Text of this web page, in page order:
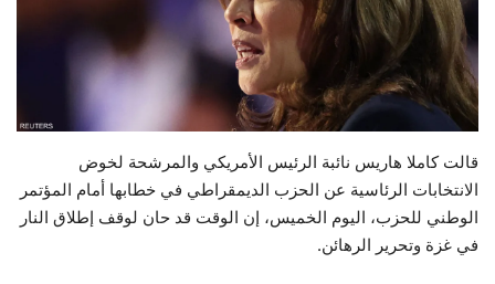
فيديو
حياة
قالت كاملا هاريس نائبة الرئيس الأمريكي والمرشحة لخوض
الانتخابات الرئاسية عن الحزب الديمقراطي في خطابها أمام المؤتمر
الوطني للحزب، اليوم الخميس، إن الوقت قد حان لوقف إطلاق النار
في غزة وتحرير الرهائن.